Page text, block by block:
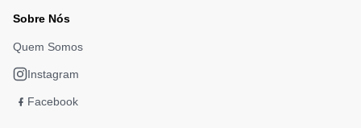
Sobre Nós
Quem Somos
Instagram
Facebook